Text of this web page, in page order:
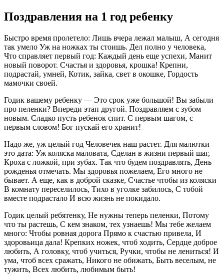
Поздравления на 1 год ребенку
Быстро время пролетело: Лишь вчера лежал малыш, А сегодня
так умело Уж на ножках ты стоишь. Дел полно у человека,
Что справляет первый год: Каждый день еще успехи, Манит
новый поворот. Счастья и здоровья, крошка! Крепни,
подрастай, умней, Котик, зайка, свет в окошке, Гордость
мамочки своей.
Годик вашему ребенку — Это срок уже большой! Вы забыли
про пеленки? Впереди этап другой. Поздравляем с зубом
новым. Сладко пусть ребенок спит. С первым шагом, с
первым словом! Бог пускай его хранит!
Надо же, уж целый год Человечек наш растет. Для малютки
это дата: Уж коляска маловата, Сделан в жизни первый шаг,
Кроха с ложкой, при зубах. Так что будем поздравлять, День
рожденья отмечать. Мы здоровья пожелаем, Его много не
бывает. А еще, как в доброй сказке, Счастье чтобы из коляски
В комнату переселилось, Тихо в уголке забилось, С тобой
вместе подрастало И всю жизнь не покидало.
Годик целый ребятенку, Не нужны теперь пеленки, Потому
что ты растешь, С кем знаком, тех узнаешь! Мы тебе желаем
много: Чтобы ровная дорога Прямо к счастью привела, И
здоровьица дала! Крепких ножек, чтоб ходить, Сердце доброе
любить, А головку, чтоб учиться, Ручки, чтобы не лениться! И
ума, чтоб всех сражать, Никого не обижать, Быть веселым, не
тужить, Всех любить, любимым быть!